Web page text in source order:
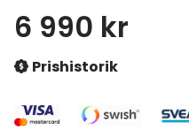
6 990 kr
Prishistorik